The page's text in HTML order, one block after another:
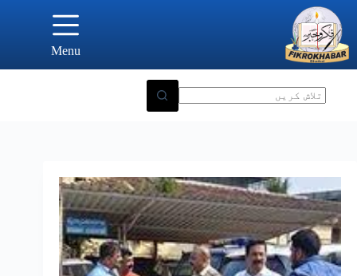
content
Menu